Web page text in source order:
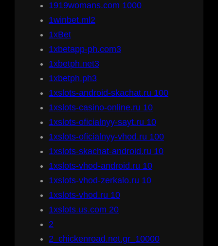
1919womans.com 1000
1winbet.ml2
1xBet
1xbetapp-ph.com3
1xbetph.net3
1xbetph.ph3
1xslots-android-skachat.ru 100
1xslots-casino-online.ru 10
1xslots-oficialnyy-sayt.ru 10
1xslots-oficialnyy-vhod.ru 100
1xslots-skachat-android.ru 10
1xslots-vhod-android.ru 10
1xslots-vhod-zerkalo.ru 10
1xslots-vhod.ru 10
1xslots.us.com 20
2
2_chickenroad.net.gr_10000